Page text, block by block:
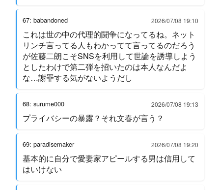
67: babandoned 2026/07/08 19:10
これは世の中の代理的闘争になってるね。ネット
リンチ言ってる人もわかってて言ってるのだろう
が佐藤二朗こそSNSを利用して世論を誘導しよう
としたわけで第二弾を招いたのは本人なんだよ
な…謝罪する気がないようだし
68: surume000 2026/07/08 19:13
プライバシーの暴露？それ文春が言う？
69: paradisemaker 2026/07/08 19:20
基本的に自分で愛妻家アピールする男は信用して
はいけない